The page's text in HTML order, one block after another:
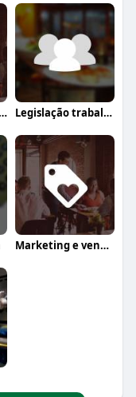
negócios Legislação trabalhista
Marketing e vendas